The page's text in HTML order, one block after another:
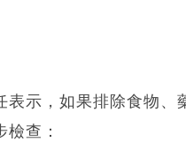
表示，如果排除食物
查：